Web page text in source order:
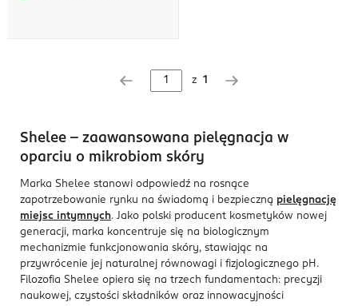
z 1
Shelee - zaawansowana pielęgnacja w
oparciu o mikrobiom skóry
Marka Shelee stanowi odpowiedź na rosnące
zapotrzebowanie rynku na świadomą i bezpieczną pielęgnację
miejsc intymnych. Jako polski producent kosmetyków nowej
generacji, marka koncentruje się na biologicznym
mechanizmie funkcjonowania skóry, stawiając na
przywrócenie jej naturalnej równowagi i fizjologicznego pH.
Filozofia Shelee opiera się na trzech fundamentach: precyzji
naukowej, czystości składników oraz innowacyjności